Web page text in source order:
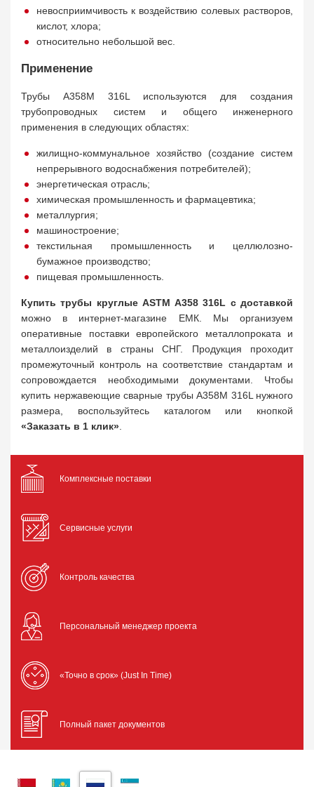
невосприимчивость к воздействию солевых растворов,
кислот, хлора;
относительно небольшой вес.
Применение
Трубы A358M 316L используются для создания
трубопроводных систем и общего инженерного
применения в следующих областях:
жилищно-коммунальное хозяйство (создание систем
непрерывного водоснабжения потребителей);
энергетическая отрасль;
химическая промышленность и фармацевтика;
металлургия;
машиностроение;
текстильная промышленность и целлюлозно-
бумажное производство;
пищевая промышленность.
Купить трубы круглые ASTM A358 316L с доставкой
можно в интернет-магазине ЕМК. Мы организуем
оперативные поставки европейского металлопроката и
металлоизделий в страны СНГ. Продукция проходит
промежуточный контроль на соответствие стандартам и
сопровождается необходимыми документами. Чтобы
купить нержавеющие сварные трубы A358M 316L нужного
размера, воспользуйтесь каталогом или кнопкой
«Заказать в 1 клик»
Комплексные поставки
Сервисные услуги
Контроль качества
Персональный менеджер проекта
«Точно в срок» (Just In Time)
Полный пакет документов